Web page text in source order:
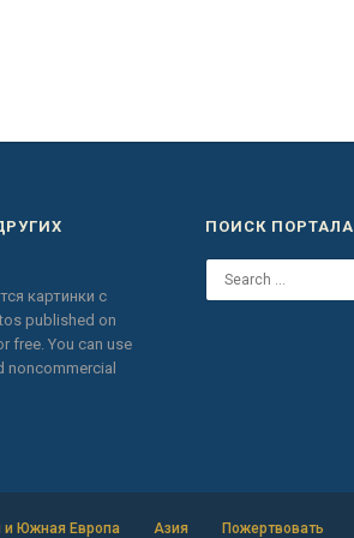
картинки с
published on
free.You can use
noncommercial
ПОИСК ПОРТАЛА
и Южная Европа Азия Пожертвовать